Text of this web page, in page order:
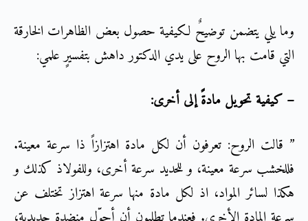
وما يلي يتضمن توضيحٌ لكيفية حصول بعض الظاهرات الخارقة
التي قامت بها الروح على يدي الدكتور داهش بتفسيرٍ علمي:
– كيفية تحويل مادةً إلى أخرى:
” قالت الروح: تعرفون أن لكل مادة اهتزازاً ذا سرعة معينة.
فللخشب سرعة معينة، و للحديد سرعة أخرى، وللفولاذ كذلك و
هكذا لسائر المواد، اذ لكل مادة منها سرعة اهتزاز تختلف عن